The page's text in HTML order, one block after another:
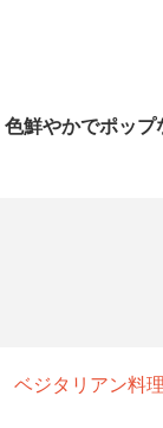
色鮮やかでポップ
ベジタリアン料